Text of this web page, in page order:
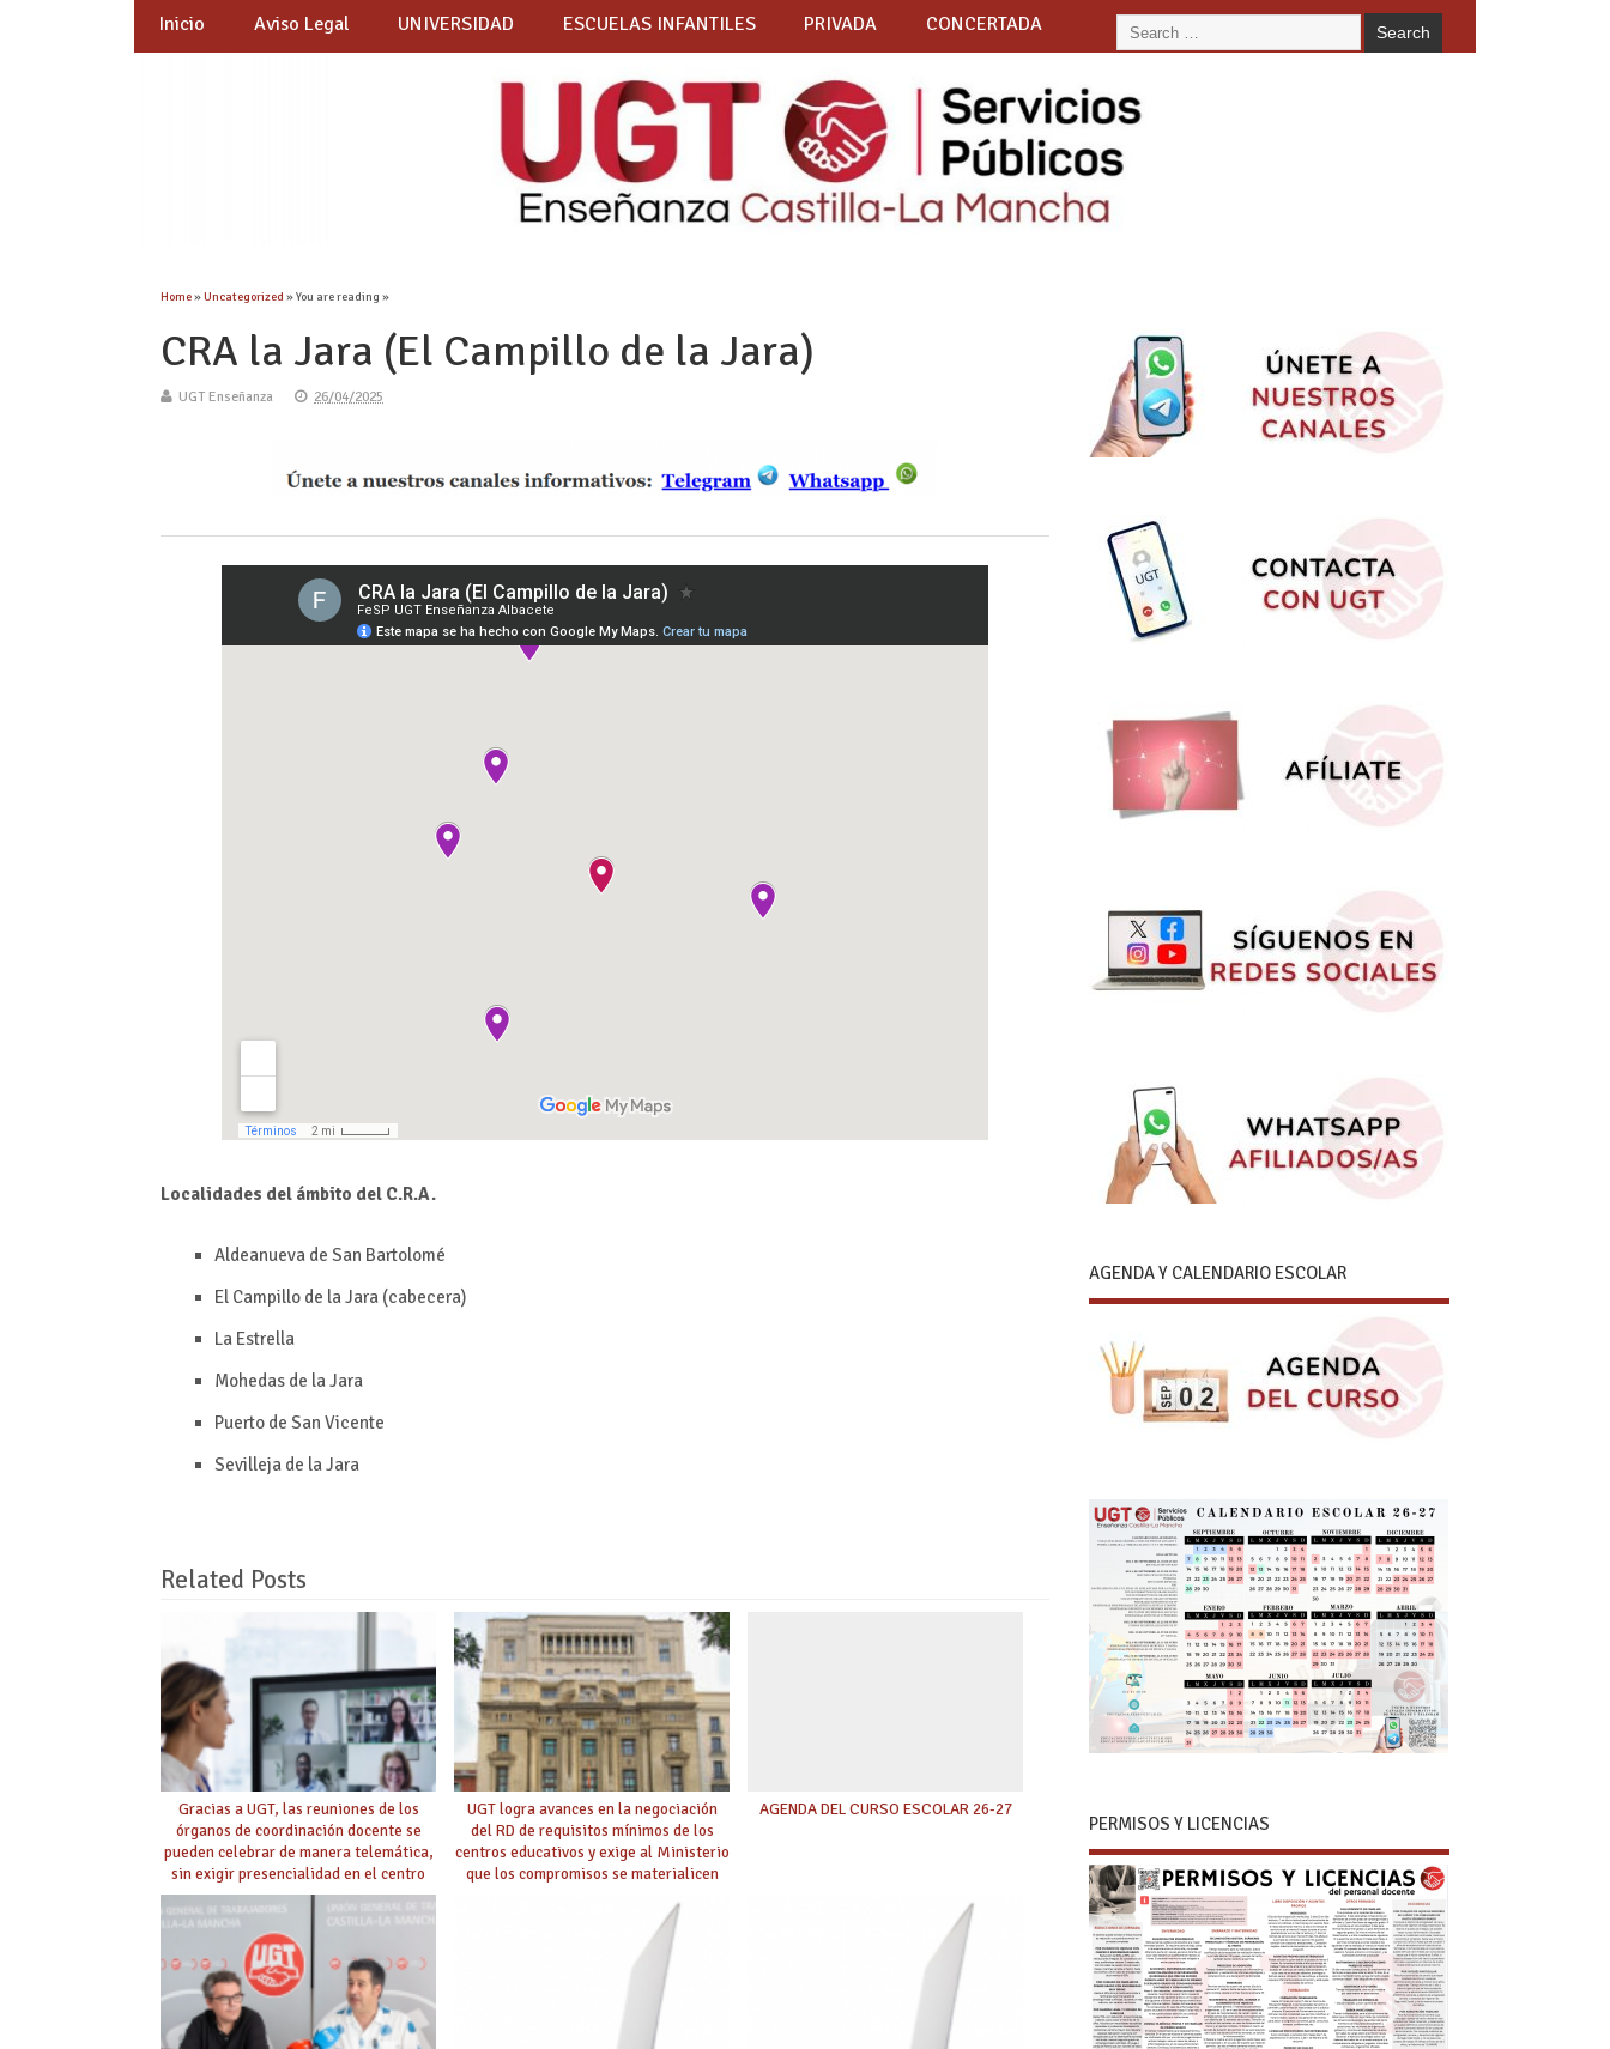
Inicio Aviso Legal UNIVERSIDAD ESCUELAS INFANTILES PRIVADA CONCERTADA
Home»Uncategorized » You are reading »
CRA la Jara (El Campillo de la Jara)
UGT Enseñanza 26/04/2025
Localidades del ámbito del C.R.A.
Aldeanueva de San Bartolomé
El Campillo de la Jara (cabecera)
La Estrella
Mohedas de la Jara
Puerto de San Vicente
Sevilleja de la Jara
Related Posts
Gracias a UGT, las reuniones de los
órganos de coordinación docente se
pueden celebrar de manera telemática,
sin exigir presencialidad en el centro
UGT logra avances en la negociación
del RD de requisitos mínimos de los
centros educativos y exige al Ministerio
que los compromisos se materialicen
AGENDA DEL CURSO ESCOLAR 26-27
AGENDA Y CALENDARIO ESCOLAR
PERMISOS Y LICENCIAS